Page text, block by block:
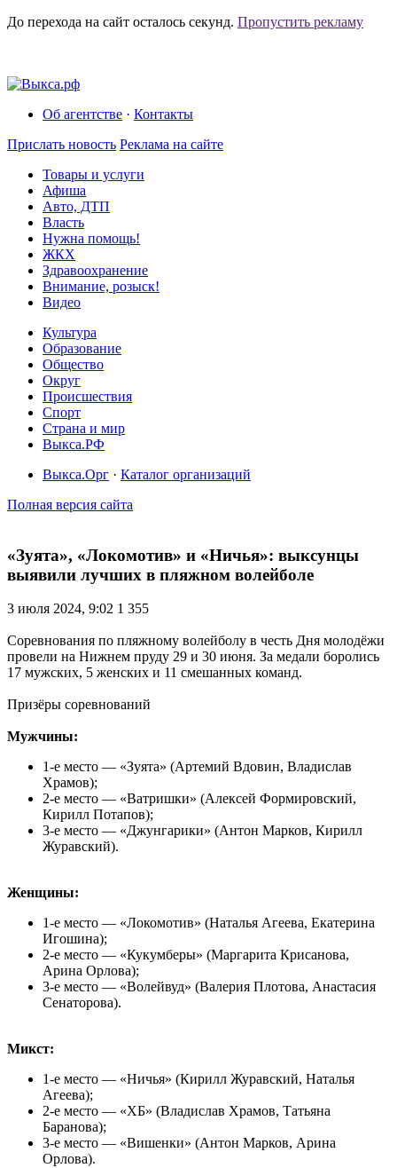
До перехода на сайт осталось секунд. Пропустить рекламу
Об агентстве · Контакты
Прислать новость Реклама на сайте
Товары и услуги
Афиша
Авто, ДТП
Власть
Нужна помощь!
ЖКХ
Здравоохранение
Внимание, розыск!
Видео
Культура
Образование
Общество
Округ
Происшествия
Спорт
Страна и мир
Выкса.РФ
Выкса.Орг · Каталог организаций
Полная версия сайта
«Зуята», «Локомотив» и «Ничья»: выксунцы
выявили лучших в пляжном волейболе
3 июля 2024, 9:02 1 355
Соревнования по пляжному волейболу в честь Дня молодёжи
провели на Нижнем пруду 29 и 30 июня. За медали боролись
17 мужских, 5 женских и 11 смешанных команд.
Призёры соревнований
Мужчины:
1-е место — «Зуята» (Артемий Вдовин, Владислав
Храмов);
2-е место — «Ватришки» (Алексей Формировский,
Кирилл Потапов);
3-е место — «Джунгарики» (Антон Марков, Кирилл
Журавский).
Женщины:
1-е место — «Локомотив» (Наталья Агеева, Екатерина
Игошина);
2-е место — «Кукумберы» (Маргарита Крисанова,
Арина Орлова);
3-е место — «Волейвуд» (Валерия Плотова, Анастасия
Сенаторова).
Микст:
1-е место — «Ничья» (Кирилл Журавский, Наталья
Агеева);
2-е место — «ХБ» (Владислав Храмов, Татьяна
Баранова);
3-е место — «Вишенки» (Антон Марков, Арина
Орлова).